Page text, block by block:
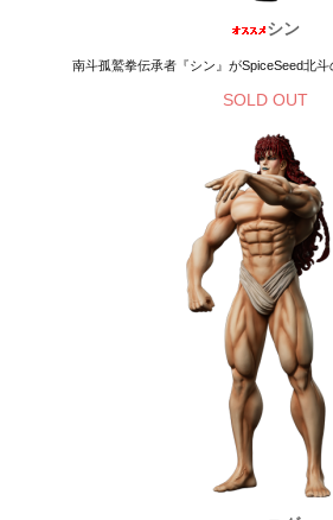
シン
南斗孤鷲拳伝承者『シン』がSpiceSeed北斗
SOLD OUT